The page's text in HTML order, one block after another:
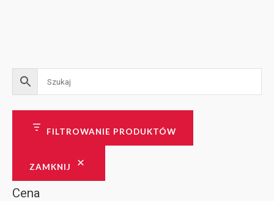
FILTROWANIE PRODUKTÓW
ZAMKNIJ
Cena